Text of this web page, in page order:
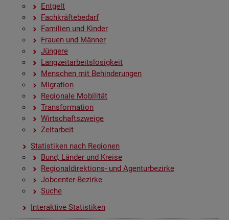
Ent­gelt
Fach­kräf­te­be­darf
Fa­mi­li­en und Kin­der
Frau­en und Män­ner
Jün­ge­re
Lang­zeit­ar­beits­lo­sig­keit
Men­schen mit Be­hin­de­run­gen
Mi­gra­ti­on
Re­gio­na­le Mo­bi­li­tät
Trans­for­ma­ti­on
Wirt­schafts­zwei­ge
Zeit­ar­beit
Sta­tis­ti­ken nach Re­gio­nen
Bund, Län­der und Krei­se
Re­gio­nal­di­rek­ti­ons- und Agen­tur­be­zir­ke
Job­cen­ter-Be­zir­ke
Suche
In­ter­ak­ti­ve Sta­tis­ti­ken